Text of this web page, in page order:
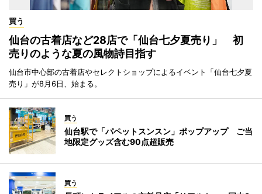
買う
仙台の古着店など28店で「仙台七夕夏売り」 初
売りのような夏の風物詩目指す
仙台市中心部の古着店やセレクトショップによるイベント「仙台七夕夏
売り」が8月6日、始まる。
買う
仙台駅で「パペットスンスン」ポップアップ ご当
地限定グッズ含む90点超販売
買う